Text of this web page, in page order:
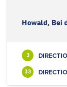
Howald, Bei
3
33